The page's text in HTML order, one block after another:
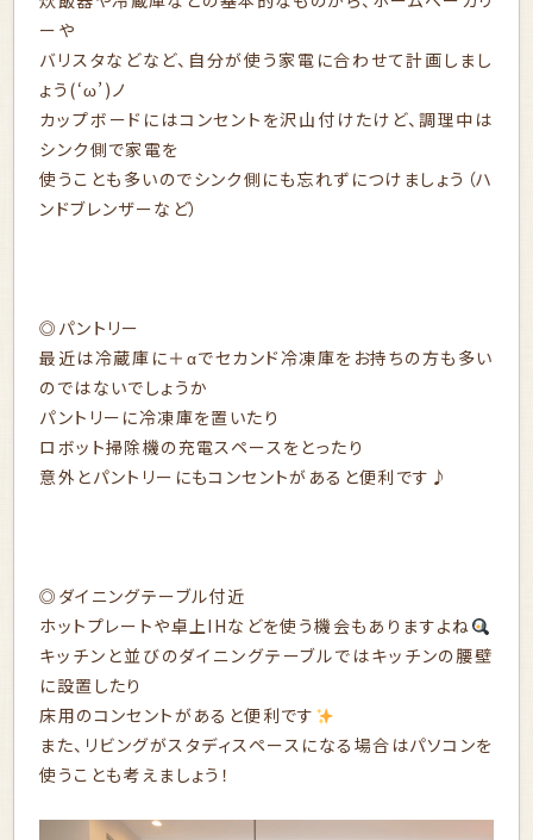
ーや
バリスタなどなど、自分が使う家電に合わせて計画しまし
ょう(‘ω’)ノ
カップボードにはコンセントを沢山付けたけど、調理中は
シンク側で家電を
使うことも多いのでシンク側にも忘れずにつけましょう（ハ
ンドブレンザーなど）
◎パントリー
最近は冷蔵庫に＋αでセカンド冷凍庫をお持ちの方も多い
のではないでしょうか
パントリーに冷凍庫を置いたり
ロボット掃除機の充電スペースをとったり
意外とパントリーにもコンセントがあると便利です♪
◎ダイニングテーブル付近
ホットプレートや卓上IHなどを使う機会もありますよね
キッチンと並びのダイニングテーブルではキッチンの腰壁
に設置したり
床用のコンセントがあると便利です
また、リビングがスタディスペースになる場合はパソコンを
使うことも考えましょう！